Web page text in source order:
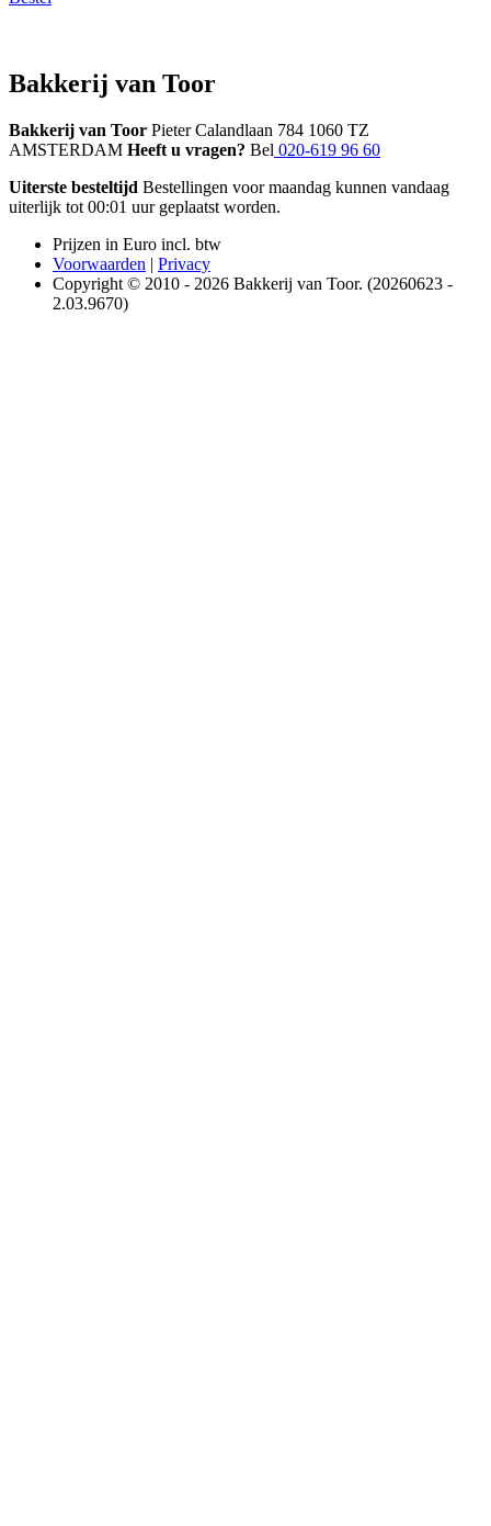
Bakkerij van Toor
Bakkerij van Toor Pieter Calandlaan 784 1060 TZ
AMSTERDAM Heeft u vragen? Bel 020-619 96 60
Uiterste besteltijd Bestellingen voor maandag kunnen vandaag
uiterlijk tot 00:01 uur geplaatst worden.
Prijzen in Euro incl. btw
Voorwaarden | Privacy
Copyright © 2010 - 2026 Bakkerij van Toor. (20260623 -
2.03.9670)